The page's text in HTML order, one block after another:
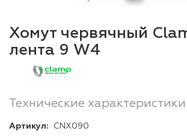
Хомут червячный
лента 9 W4
Технические характеристики
Артикул: CNX090